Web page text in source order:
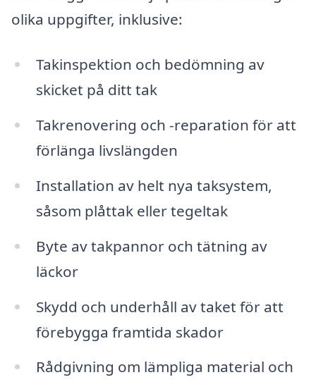
olika uppgifter, inklusive:
Takinspektion och bedömning av
skicket på ditt tak
Takrenovering och -reparation för att
förlänga livslängden
Installation av helt nya taksystem,
såsom plåttak eller tegeltak
Byte av takpannor och tätning av
läckor
Skydd och underhåll av taket för att
förebygga framtida skador
Rådgivning om lämpliga material och